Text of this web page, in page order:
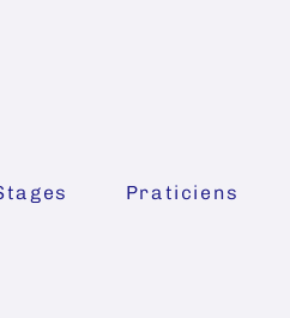
Praticiens